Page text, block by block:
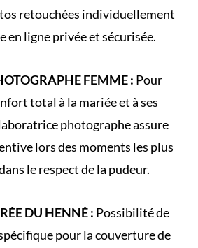
retouchées individuellement
en ligne privée et sécurisée.
FEMME : Pour
total à la mariée et à ses
photographe assure
lors des moments les plus
le respect de la pudeur.
DU HENNÉ : Possibilité de
pour la couverture de